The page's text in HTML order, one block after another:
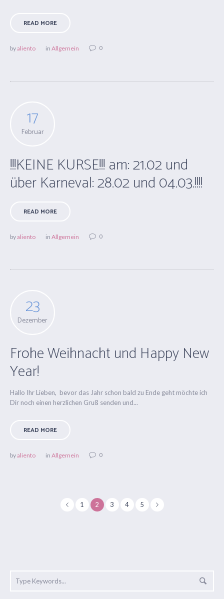
READ MORE
byaliento in Allgemein 0
17
Februar
!!!KEINE KURSE!!! am: 21.02 und
über Karneval: 28.02 und 04.03.!!!!
READ MORE
byaliento in Allgemein 0
23
Dezember
Frohe Weihnacht und Happy New
Year!
Hallo Ihr Lieben, bevor das Jahr schon bald zu Ende geht möchte ich
Dir noch einen herzlichen Gruß senden und...
READ MORE
byaliento in Allgemein 0
1 2 3 4 5